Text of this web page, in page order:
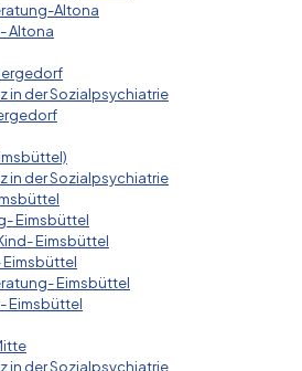
Altona
Altona
in der Sozialpsychiatrie
in der Sozialpsychiatrie
Eimsbüttel
Eimsbüttel
Eimsbüttel
Eimsbüttel
Eimsbüttel
in der Sozialpsychiatrie